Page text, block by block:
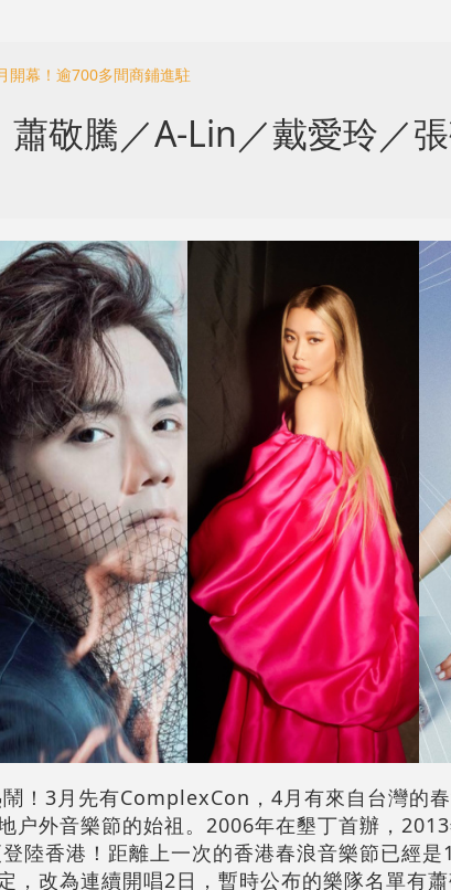
幕！逾700多間商鋪進駐
敬騰／A-Lin／戴愛玲／
！3月先有ComplexCon，4月有來自台灣的
户外音樂節的始祖。2006年在墾丁首辦，
陸香港！距離上一次的香港春浪音樂節已經是
，改為連續開唱2日，暫時公布的樂隊名單有